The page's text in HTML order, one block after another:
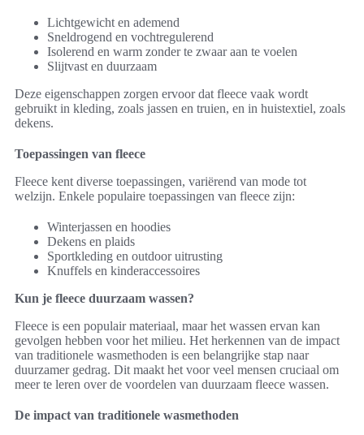
Lichtgewicht en ademend
Sneldrogend en vochtregulerend
Isolerend en warm zonder te zwaar aan te voelen
Slijtvast en duurzaam
Deze eigenschappen zorgen ervoor dat fleece vaak wordt
gebruikt in kleding, zoals jassen en truien, en in huistextiel, zoals
dekens.
Toepassingen van fleece
Fleece kent diverse toepassingen, variërend van mode tot
welzijn. Enkele populaire toepassingen van fleece zijn:
Winterjassen en hoodies
Dekens en plaids
Sportkleding en outdoor uitrusting
Knuffels en kinderaccessoires
Kun je fleece duurzaam wassen?
Fleece is een populair materiaal, maar het wassen ervan kan
gevolgen hebben voor het milieu. Het herkennen van de impact
van traditionele wasmethoden is een belangrijke stap naar
duurzamer gedrag. Dit maakt het voor veel mensen cruciaal om
meer te leren over de voordelen van duurzaam fleece wassen.
De impact van traditionele wasmethoden